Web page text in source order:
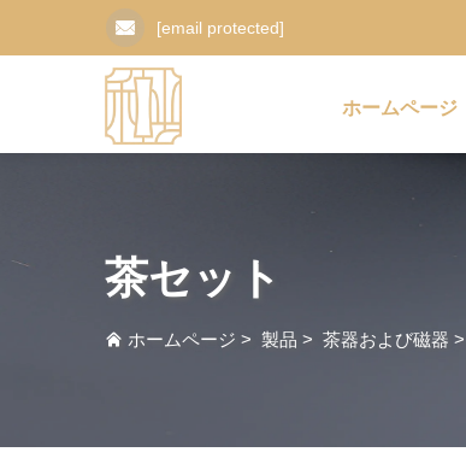
[email protected]
ホームページ
茶セット
ホームページ > 製品 > 茶器および磁器 >